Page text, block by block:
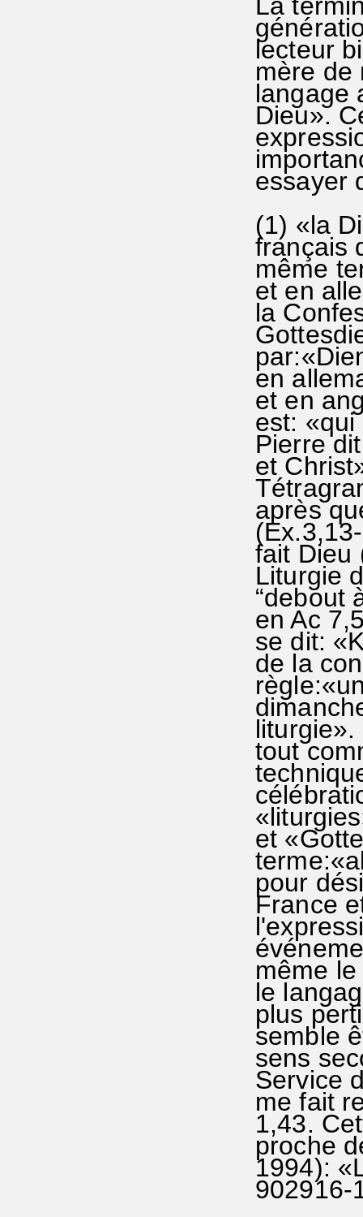
lecteur
mère de
langage
Dieu».
essayer
(1) «la
français
même
et en
la
en
et en
est: «qui
Pierre
et
après
fait Dieu
Liturgie
“debout
en Ac
se dit:
de la
tout
et
pour
France
même
le
plus
semble
sens
Service
me fait
1,43.
proche
1994):
902916-